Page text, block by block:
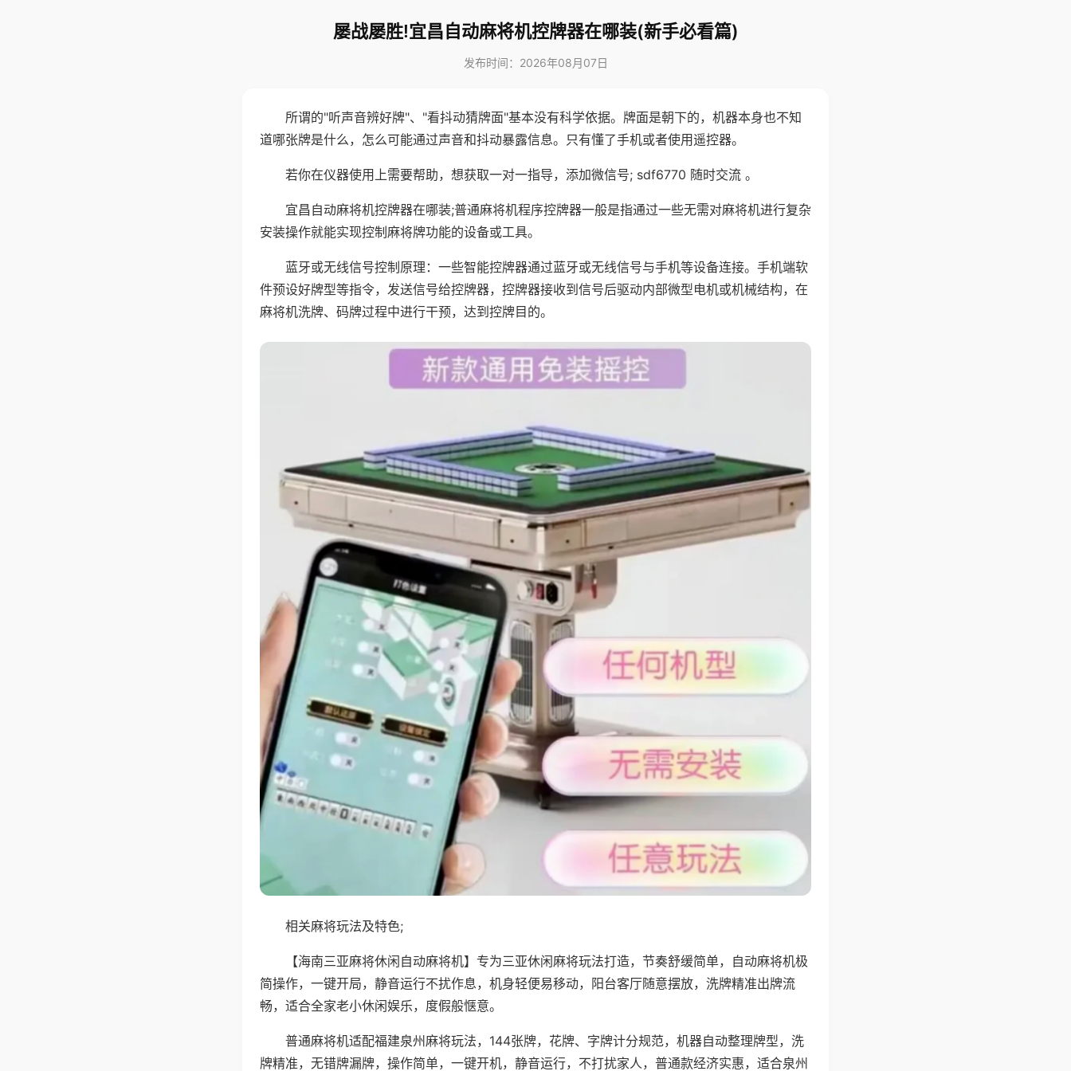
屡战屡胜!宜昌自动麻将机控牌器在哪装(新手必看篇)
发布时间：2026年08月07日
所谓的"听声音辨好牌"、"看抖动猜牌面"基本没有科学依据。牌面是朝下的，机器本身也不知
道哪张牌是什么，怎么可能通过声音和抖动暴露信息。只有懂了手机或者使用遥控器。
若你在仪器使用上需要帮助，想获取一对一指导，添加微信号; sdf6770 随时交流 。
宜昌自动麻将机控牌器在哪装;普通麻将机程序控牌器一般是指通过一些无需对麻将机进行复杂
安装操作就能实现控制麻将牌功能的设备或工具。
蓝牙或无线信号控制原理：一些智能控牌器通过蓝牙或无线信号与手机等设备连接。手机端软
件预设好牌型等指令，发送信号给控牌器，控牌器接收到信号后驱动内部微型电机或机械结构，在
麻将机洗牌、码牌过程中进行干预，达到控牌目的。
相关麻将玩法及特色;
【海南三亚麻将休闲自动麻将机】专为三亚休闲麻将玩法打造，节奏舒缓简单，自动麻将机极
简操作，一键开局，静音运行不扰作息，机身轻便易移动，阳台客厅随意摆放，洗牌精准出牌流
畅，适合全家老小休闲娱乐，度假般惬意。
普通麻将机适配福建泉州麻将玩法，144张牌，花牌、字牌计分规范，机器自动整理牌型，洗
牌精准，无错牌漏牌，操作简单，一键开机，静音运行，不打扰家人，普通款经济实惠，适合泉州